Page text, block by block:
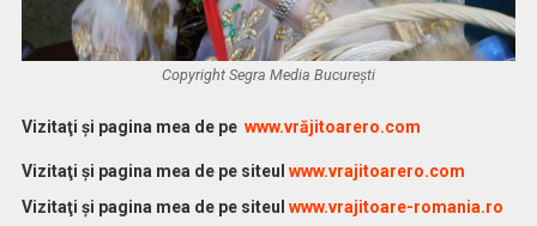
Copyright Segra Media București
Vizitaţi şi pagina mea de pe www.vrăjitoarero.com
Vizitaţi şi pagina mea de pe siteul www.vrajitoarero.com
Vizitaţi şi pagina mea de pe siteul www.vrajitoare-romania.ro